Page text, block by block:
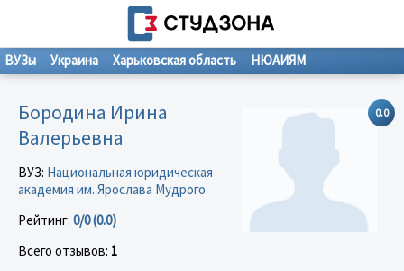
ВУЗы Украина Харьковская область НЮАИЯМ
0.0
Бородина Ирина
Валерьевна
ВУЗ: Национальная юридическая
академия им. Ярослава Мудрого
Рейтинг: 0/0 (0.0)
Всего отзывов: 1